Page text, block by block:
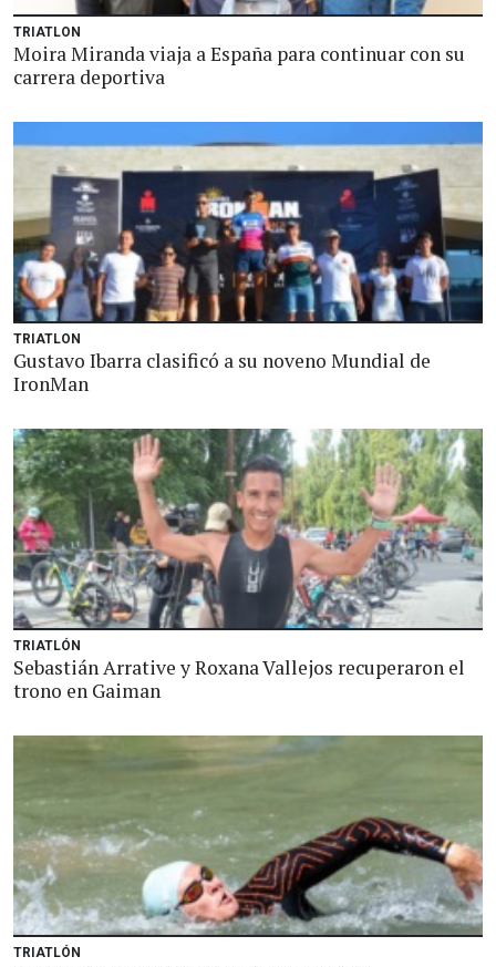
TRIATLON
Moira Miranda viaja a España para continuar con su
carrera deportiva
TRIATLON
Gustavo Ibarra clasificó a su noveno Mundial de
IronMan
TRIATLÓN
Sebastián Arrative y Roxana Vallejos recuperaron el
trono en Gaiman
TRIATLÓN